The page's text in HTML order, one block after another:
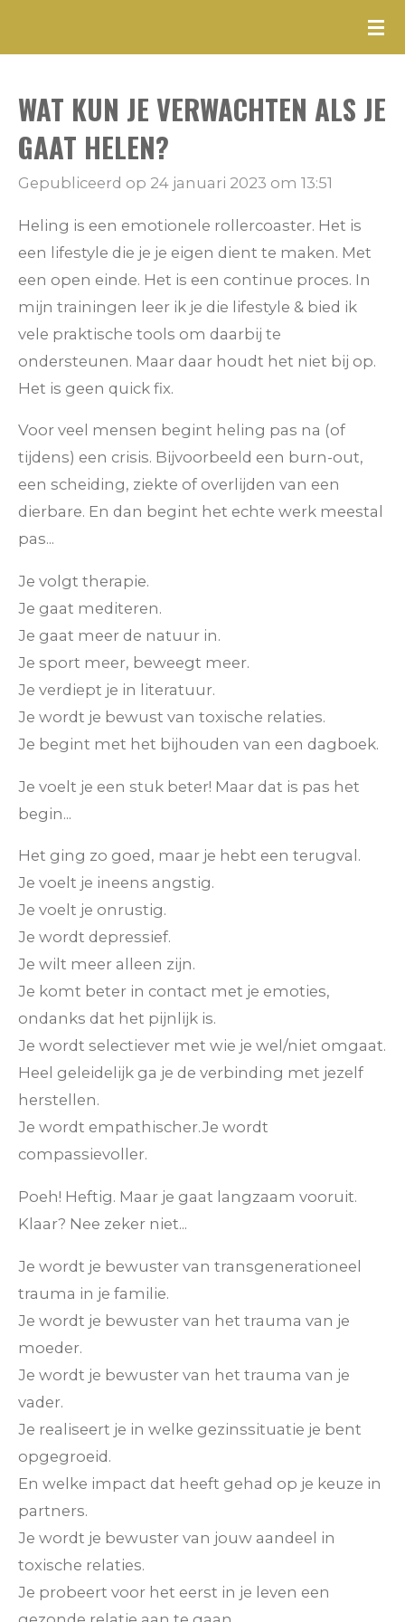
de
WAT KUN JE VERWACHTEN ALS JE
GAAT HELEN?
Gepubliceerd op 24 januari 2023 om 13:51
Heling is een emotionele rollercoaster. Het is
een lifestyle die je je eigen dient te maken. Met
een open einde. Het is een continue proces. In
mijn trainingen leer ik je die lifestyle & bied ik
vele praktische tools om daarbij te
ondersteunen. Maar daar houdt het niet bij op.
Het is geen quick fix.
Voor veel mensen begint heling pas na (of
tijdens) een crisis. Bijvoorbeeld een burn-out,
een scheiding, ziekte of overlijden van een
dierbare. En dan begint het echte werk meestal
pas...
Je volgt therapie.
Je gaat mediteren.
Je gaat meer de natuur in.
Je sport meer, beweegt meer.
Je verdiept je in literatuur.
Je wordt je bewust van toxische relaties.
Je begint met het bijhouden van een dagboek.
Je voelt je een stuk beter! Maar dat is pas het
begin...
Het ging zo goed, maar je hebt een terugval.
Je voelt je ineens angstig.
Je voelt je onrustig.
Je wordt depressief.
Je wilt meer alleen zijn.
Je komt beter in contact met je emoties,
ondanks dat het pijnlijk is.
Je wordt selectiever met wie je wel/niet omgaat.
Heel geleidelijk ga je de verbinding met jezelf
herstellen.
Je wordt empathischer.Je wordt
compassievoller.
Poeh! Heftig. Maar je gaat langzaam vooruit.
Klaar? Nee zeker niet...
Je wordt je bewuster van transgenerationeel
trauma in je familie.
Je wordt je bewuster van het trauma van je
moeder.
Je wordt je bewuster van het trauma van je
vader.
Je realiseert je in welke gezinssituatie je bent
opgegroeid.
En welke impact dat heeft gehad op je keuze in
partners.
Je wordt je bewuster van jouw aandeel in
toxische relaties.
Je probeert voor het eerst in je leven een